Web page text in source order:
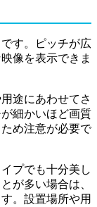
です。ピッチが広
像を表示できま
途にあわせてさ
細かいほど画質
め注意が必要で
プでも十分美し
が多い場合は、
。設置場所や用